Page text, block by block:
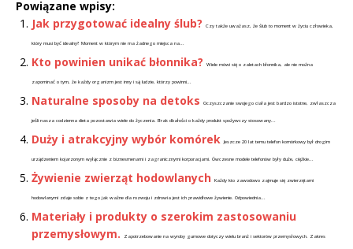
Powiązane wpisy:
Jak przygotować idealny ślub?
Czy także uważasz, że ślub to moment w życiu człowieka,
który musi być idealny? Moment w którym nie ma żadnego miejsca na...
Kto powinien unikać błonnika? Wiele mówi się o zaletach błonnika, ale nie można
zapominać o tym, że każdy organizm jest inny i są ludzie, którzy powinni...
Naturalne sposoby na detoks Oczyszczanie swojego ciała jest bardzo istotne, zwłaszcza
jeśli nasza codzienna dieta pozostawia wiele do życzenia. Brak dbałości o każdy produkt spożywczy stosowany...
Duży i atrakcyjny wybór komórek Jeszcze 20 lat temu telefon komórkowy był drogim
urządzeniem kojarzonym wyłącznie z biznesmenami i zagranicznymi korporacjami. Ówczesne modele telefonów były duże, ciężkie...
Żywienie zwierząt hodowlanych Każdy kto zawodowo zajmuje się zwierzętami
hodowlanymi zdaje sobie z tego jak ważne dla rozwoju i zdrowia jest ich prawidłowe żywienie. Odpowiednia...
Materiały i produkty o szerokim zastosowaniu
przemysłowym.
Zapotrzebowanie na wyroby gumowe dotyczy wielu branż i sektorów przemysłowych. Zakres